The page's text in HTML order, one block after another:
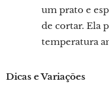
um prato e
de cortar. Ela
temperatura
Dicas e Variações